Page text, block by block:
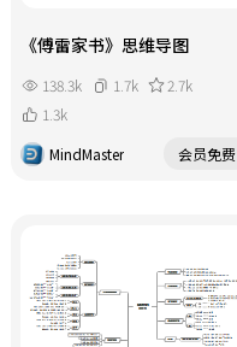
《傅雷家书》思维导图
138.3k 1.7k
2.7k
1.3k
MindMaster
会员免费